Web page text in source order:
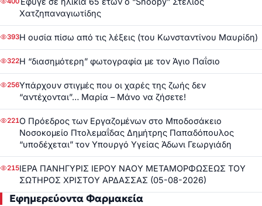
Χατζηπαναγιωτίδης
393Η ουσία πίσω από τις λέξεις (του Κωνσταντίνου Μαυρίδη)
322Η “διασημότερη” φωτογραφία με τον Άγιο Παΐσιο
256Υπάρχουν στιγμές που οι χαρές της ζωής δεν
“αντέχονται”… Μαρία – Μάνο να ζήσετε!
221Ο Πρόεδρος των Εργαζομένων στο Μποδοσάκειο
Νοσοκομείο Πτολεμαΐδας Δημήτρης Παπαδόπουλος
“υποδέχεται” τον Υπουργό Υγείας Άδωνι Γεωργιάδη
215ΙΕΡΑ ΠΑΝΗΓΥΡΙΣ ΙΕΡΟΥ ΝΑΟΥ ΜΕΤΑΜΟΡΦΩΣΕΩΣ ΤΟΥ
ΣΩΤΗΡΟΣ ΧΡΙΣΤΟΥ ΑΡΔΑΣΣΑΣ (05-08-2026)
Εφημερεύοντα Φαρμακεία